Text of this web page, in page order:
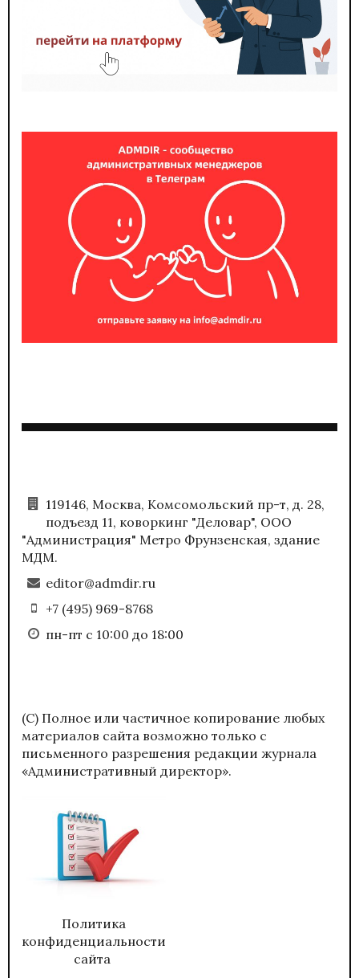
119146, Москва, Комсомольский пр-т, д. 28,
подъезд 11, коворкинг "Деловар", ООО
"Администрация" Метро Фрунзенская, здание
МДМ.
editor@admdir.ru
+7 (495) 969-8768
пн-пт с 10:00 до 18:00
(С) Полное или частичное копирование любых
материалов сайта возможно только с
письменного разрешения редакции журнала
«Административный директор».
Политика
конфиденциальности
сайта